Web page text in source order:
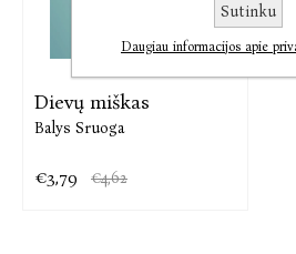
Dievų miškas
Balys Sruoga
€3,79 €4,62
Sutinku
Daugiau informacijos apie